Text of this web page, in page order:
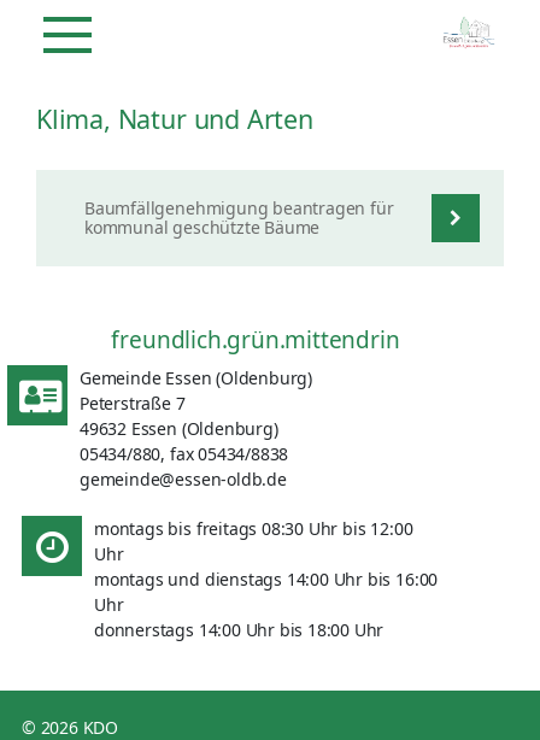
Klima, Natur und Arten
Baumfällgenehmigung beantragen für
kommunal geschützte Bäume
freundlich.grün.mittendrin
Gemeinde Essen (Oldenburg)
Peterstraße 7
49632 Essen (Oldenburg)
05434/880, fax 05434/8838
gemeinde@essen-oldb.de
montags bis freitags 08:30 Uhr bis 12:00
Uhr
montags und dienstags 14:00 Uhr bis 16:00
Uhr
donnerstags 14:00 Uhr bis 18:00 Uhr
© 2026 KDO